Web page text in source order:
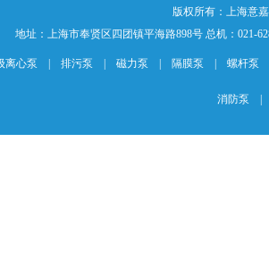
版权所有：上海意
地址：上海市奉贤区四团镇平海路898号 总机：021-
离心泵 排污泵 磁力泵 隔膜泵 螺杆泵
消防泵